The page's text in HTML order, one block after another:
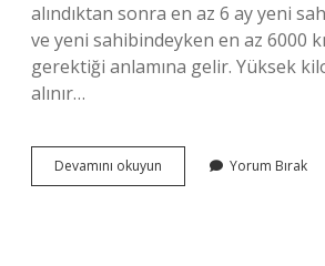
alındıktan sonra en az 6 ay yeni
ve yeni sahibindeyken en az 6000
gerektiği anlamına gelir. Yüksek
alınır…
Devamını okuyun
Bin
Yorum Bırak